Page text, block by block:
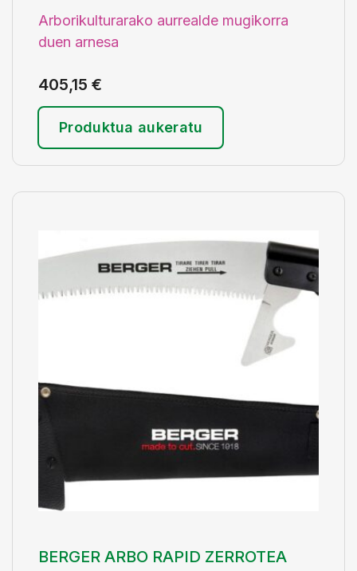
Arborikulturarako aurrealde mugikorra
duen arnesa
405,15 €
Produktua aukeratu
BERGER ARBO RAPID ZERROTEA